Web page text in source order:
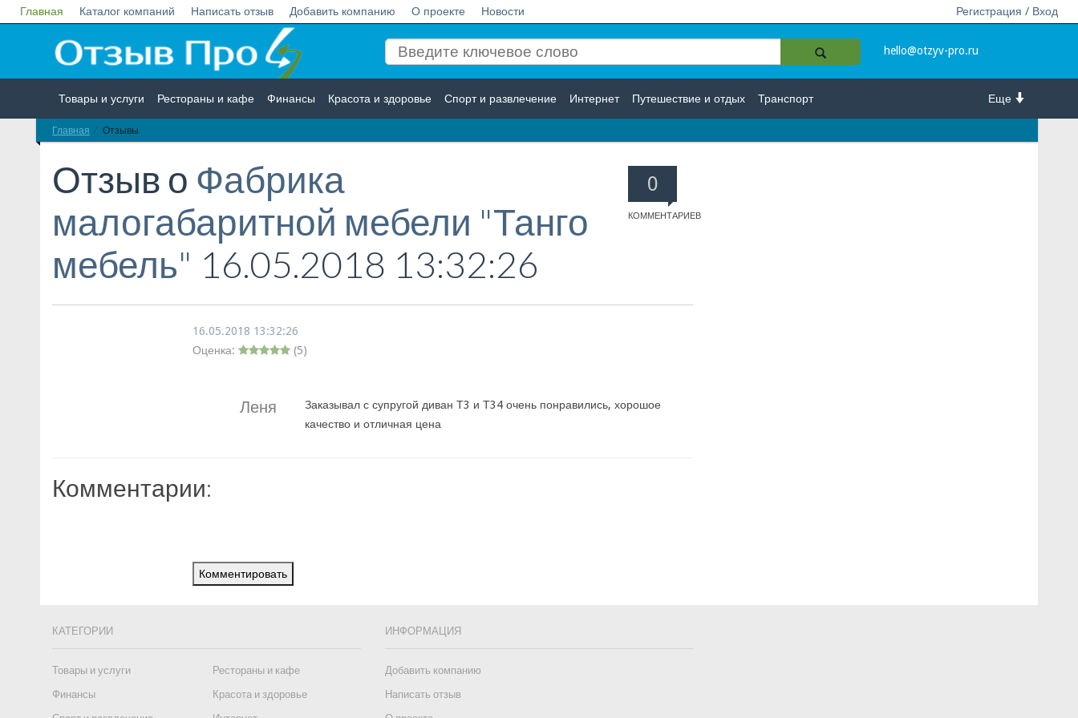
Главная Каталог компаний Написать отзыв Добавить компанию О проекте Новости Регистрация / Вход
hello@otzyv-pro.ru
Еще
Товары и услуги Рестораны и кафе Финансы Красота и здоровье Спорт и развлечение Интернет Путешествие и отдых Транспорт
Недвижимость
Главная Отзывы
0
КОММЕНТАРИЕВ
Отзыв о Фабрика
малогабаритной мебели "Танго
мебель" 16.05.2018 13:32:26
16.05.2018 13:32:26
Оценка:
(5)
Леня
Заказывал с супругой диван Т3 и Т34 очень понравились, хорошое
качество и отличная цена
Комментарии:
Комментировать
КАТЕГОРИИ
Товары и услуги
Рестораны и кафе
Финансы
Красота и здоровье
ИНФОРМАЦИЯ
Добавить компанию
Написать отзыв